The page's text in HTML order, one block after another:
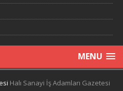
MENU
Halı Sanayi İş Adamları Gazetesi